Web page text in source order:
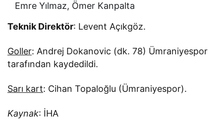
Emre Yılmaz, Ömer Kanpalta
Teknik Direktör: Levent Açıkgöz.
Goller: Andrej Dokanovic (dk. 78) Ümraniyespor
tarafından kaydedildi.
Sarı kart: Cihan Topaloğlu (Ümraniyespor).
Kaynak: İHA